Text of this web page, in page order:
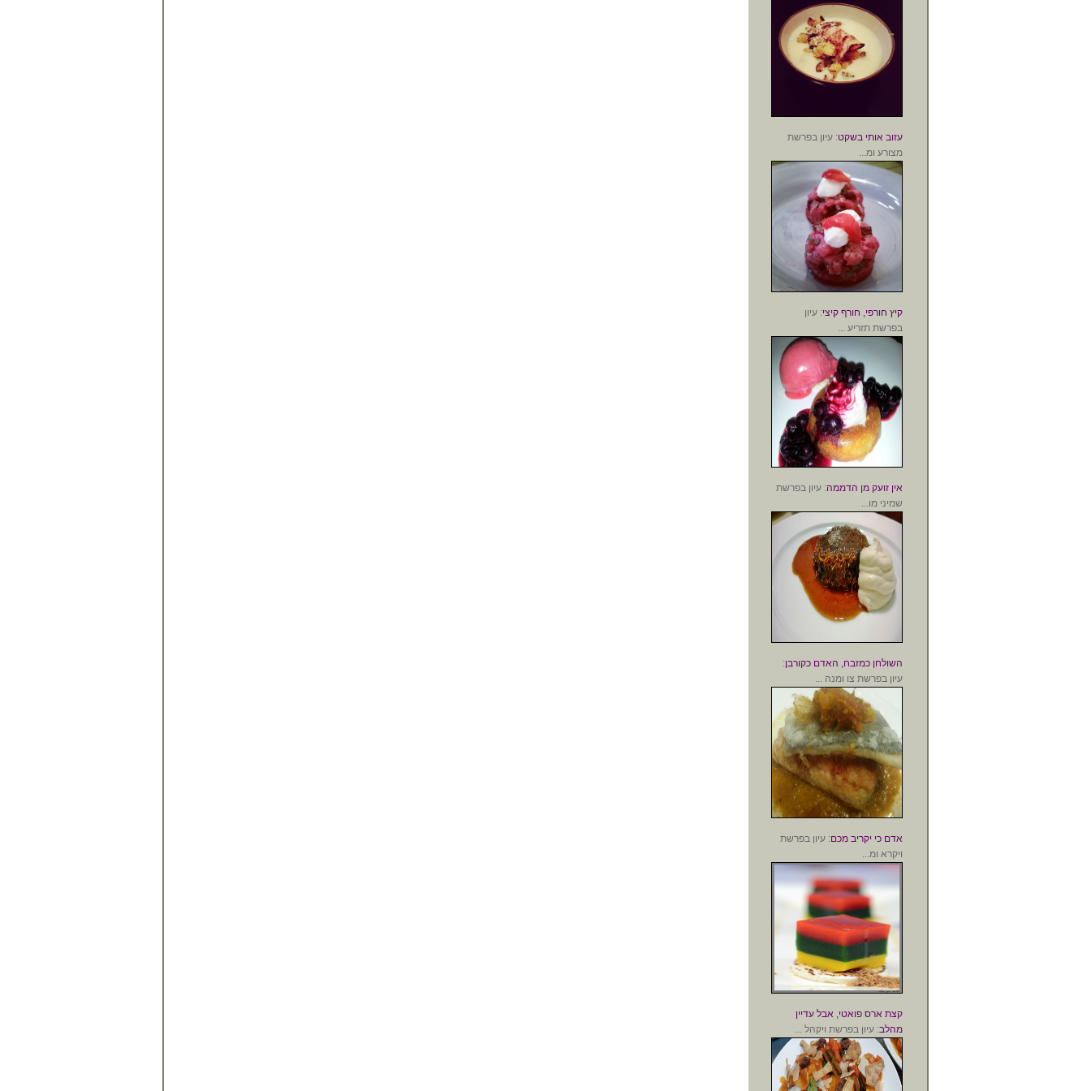
עזוב אותי בשקט: עיון בפרשת
מצורע ומ...
קיץ חורפי, חורף קיצי: עיון
בפרשת תזריע ...
אין זועק מן הדממה: עיון בפרשת
שמיני מו...
השולחן כמזבח, האדם כקורבן:
עיון בפרשת צו ומנה ...
אדם כי יקריב מכם: עיון בפרשת
ויקרא ומ...
קצת ארס פואטי, אבל עדיין
מהלב: עיון בפרשת ויקהל ...